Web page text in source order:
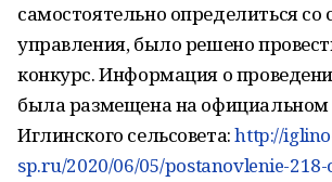
самостоятельно определиться со
управления, было решено
конкурс. Информация о
была размещена на официальном
Иглинского сельсовета:http://
sp.ru/2020/06/05/postanovlenie-